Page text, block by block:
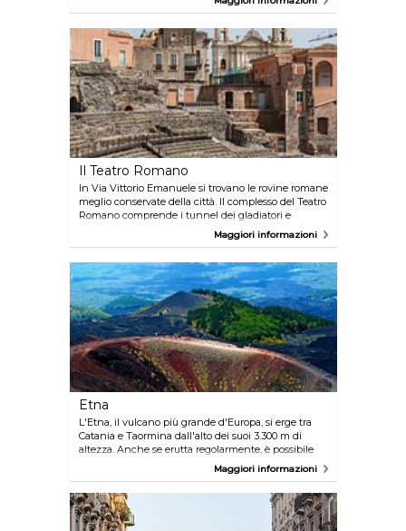
maestro, il Museo Cicico Belliniani, è uno dei più
Il Teatro Romano
In Via Vittorio Emanuele si trovano le rovine romane
meglio conservate della città. Il complesso del Teatro
Romano comprende i tunnel dei gladiatori e
l’auditorium dalla forma circolare, ed è circondati da
edifici di epoca posteriore. Venite a fare un tuffo nel
Maggiori informazioni
Etna
L'Etna, il vulcano più grande d'Europa, si erge tra
Catania e Taormina dall'alto dei suoi 3.300 m di
altezza. Anche se erutta regolarmente, è possibile
scalare questo splendido monte fino ad arrivare ai
suoi quattro crateri in tutta sicurezza grazie ad un
monitoraggio continuo. Catania è collegata con la
base dell'Etna via autobus.
Maggiori informazioni